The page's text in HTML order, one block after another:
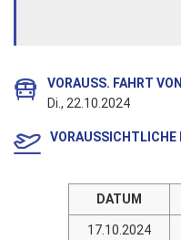
VORAUSS. FAHRT
Di., 22.10.2024
VORAUSSICHTLICHE
DATUM
17.10.2024